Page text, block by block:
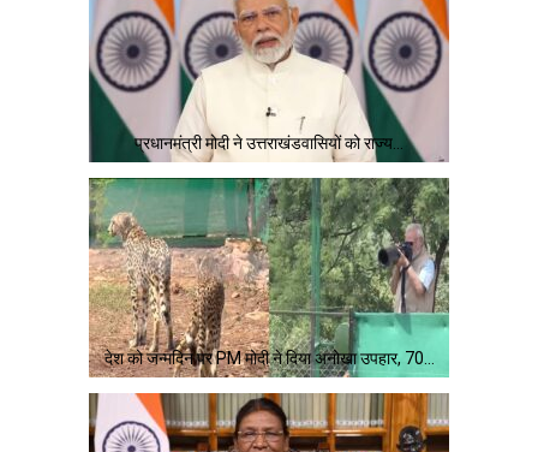
प्रधानमंत्री मोदी ने उत्तराखंडवासियों को राज्य…
देश को जन्मदिन पर PM मोदी ने दिया अनोखा उपहार, 70…